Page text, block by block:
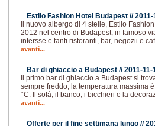
Estilo Fashion Hotel Budapest //2011-
Il nuovo albergo di 4 stelle, Estilo
2012 nel centro di Budapest, in famoso
intersse e tanti ristoranti, bar, negozii e
avanti...
Bar di ghiaccio a Budapest //2011-11-
Il primo bar di ghiaccio a Budapest si
sempre freddo, la temperatura massima
°C. Il sofá, il banco, i bicchieri e la
avanti...
Offerte per il fine settimana lungo //